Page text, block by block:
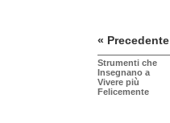
« Precedente
Strumenti che
Insegnano a
Vivere più
Felicemente